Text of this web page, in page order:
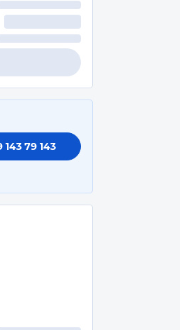
143 79 143